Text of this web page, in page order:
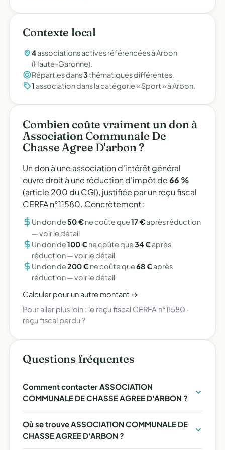
Contexte local
4associations actives référencées à Arbon
(Haute-Garonne).
Réparties dans3thématiques différentes.
1 association dans la catégorie « Sport » à Arbon.
Combien coûte vraiment un don à
Association Communale De
Chasse Agree D'arbon ?
Un don à une association d'intérêt général
ouvre droit à une réduction d'impôt de66 %
(article 200 du CGI), justifiée par un reçu fiscal
CERFA n°11580. Concrètement :
Un don de50 €ne coûte que17 €après réduction
—voir le détail
Un don de100 €ne coûte que34 €après
réduction —voir le détail
Un don de200 €ne coûte que68 €après
réduction —voir le détail
Calculer pour un autre montant →
Pour aller plus loin : le reçu fiscal CERFA n°11580 ·
reçu fiscal perdu ?
Questions fréquentes
Comment contacter ASSOCIATION
COMMUNALE DE CHASSE AGREE D'ARBON ?
Où se trouve ASSOCIATION COMMUNALE DE
CHASSE AGREE D'ARBON ?